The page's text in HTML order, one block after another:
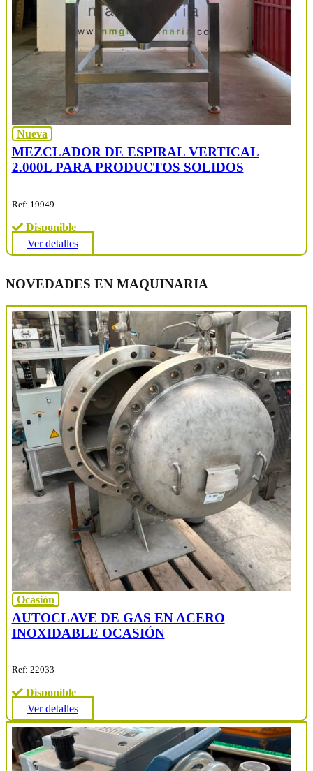
Nueva
MEZCLADOR DE ESPIRAL VERTICAL
2.000L PARA PRODUCTOS SOLIDOS
Ref: 19949
Disponible
Ver detalles
NOVEDADES EN MAQUINARIA
Ocasión
AUTOCLAVE DE GAS EN ACERO
INOXIDABLE OCASIÓN
Ref: 22033
Disponible
Ver detalles